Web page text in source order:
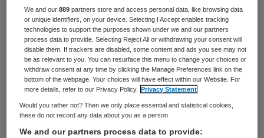
“Zorg is een complex logistiek proces en is
ingrotere mate afhankelijk van ICT en
financiën, zoals bij een Elektronisch
Patiëntendossier of bij de registratie van
de kwaliteitsindicatoren”, zegt Hans-Marc
Siebelink, bestuurslid van de NVVC en
cardioloog LUMC. “Daarom is verdere
integratie van de twee werelden van
We and our889 partners store and access personal data, like browsing data
or unique identifiers, on your device. Selecting I Accept enables tracking
technologies to support the purposes shown under we and our partners
process data to provide. Selecting Reject All or withdrawing your consent will
disable them. If trackers are disabled, some content and ads you see may not
be as relevant to you. You can resurface this menu to change your choices or
withdraw consent at any time by clicking the Manage Preferences link on the
bottom of the webpage. Your choices will have effect within our Website. For
more details, refer to our Privacy Policy.
Privacy Statement
Would you rather not? Then we only place essential and statistical cookies,
these do not record any data about you as a person
We and our partners process data to provide: